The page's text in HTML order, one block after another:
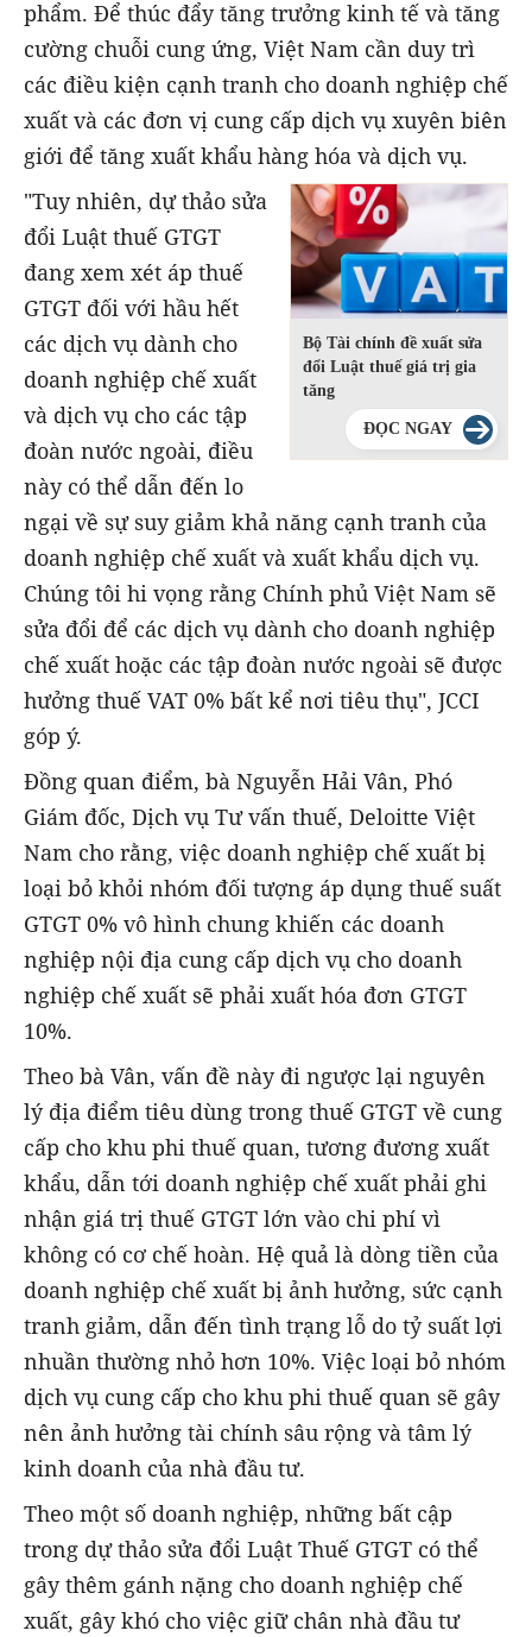
phẩm. Để thúc đẩy tăng trưởng kinh tế và tăng
cường chuỗi cung ứng, Việt Nam cần duy trì
các điều kiện cạnh tranh cho doanh nghiệp chế
xuất và các đơn vị cung cấp dịch vụ xuyên biên
giới để tăng xuất khẩu hàng hóa và dịch vụ.
Bộ Tài chính đề xuất sửa
đổi Luật thuế giá trị gia
tăng
ĐỌC NGAY
"Tuy nhiên, dự thảo sửa
đổi Luật thuế GTGT
đang xem xét áp thuế
GTGT đối với hầu hết
các dịch vụ dành cho
doanh nghiệp chế xuất
và dịch vụ cho các tập
đoàn nước ngoài, điều
này có thể dẫn đến lo
ngại về sự suy giảm khả năng cạnh tranh của
doanh nghiệp chế xuất và xuất khẩu dịch vụ.
Chúng tôi hi vọng rằng Chính phủ Việt Nam sẽ
sửa đổi để các dịch vụ dành cho doanh nghiệp
chế xuất hoặc các tập đoàn nước ngoài sẽ được
hưởng thuế VAT 0% bất kể nơi tiêu thụ", JCCI
góp ý.
Đồng quan điểm, bà Nguyễn Hải Vân, Phó
Giám đốc, Dịch vụ Tư vấn thuế, Deloitte Việt
Nam cho rằng, việc doanh nghiệp chế xuất bị
loại bỏ khỏi nhóm đối tượng áp dụng thuế suất
GTGT 0% vô hình chung khiến các doanh
nghiệp nội địa cung cấp dịch vụ cho doanh
nghiệp chế xuất sẽ phải xuất hóa đơn GTGT
10%.
Theo bà Vân, vấn đề này đi ngược lại nguyên
lý địa điểm tiêu dùng trong thuế GTGT về cung
cấp cho khu phi thuế quan, tương đương xuất
khẩu, dẫn tới doanh nghiệp chế xuất phải ghi
nhận giá trị thuế GTGT lớn vào chi phí vì
không có cơ chế hoàn. Hệ quả là dòng tiền của
doanh nghiệp chế xuất bị ảnh hưởng, sức cạnh
tranh giảm, dẫn đến tình trạng lỗ do tỷ suất lợi
nhuần thường nhỏ hơn 10%. Việc loại bỏ nhóm
dịch vụ cung cấp cho khu phi thuế quan sẽ gây
nên ảnh hưởng tài chính sâu rộng và tâm lý
kinh doanh của nhà đầu tư.
Theo một số doanh nghiệp, những bất cập
trong dự thảo sửa đổi Luật Thuế GTGT có thể
gây thêm gánh nặng cho doanh nghiệp chế
xuất, gây khó cho việc giữ chân nhà đầu tư